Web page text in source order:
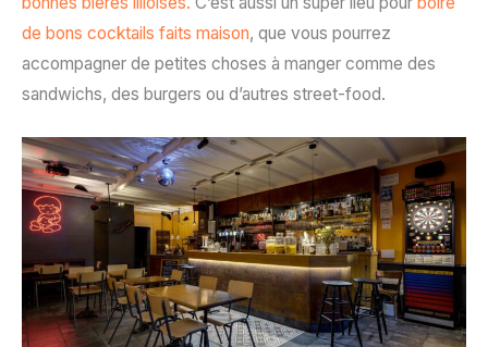
de bons cocktails faits maison, que vous pourrez
accompagner de petites choses à manger comme des
sandwichs, des burgers ou d’autres street-food.